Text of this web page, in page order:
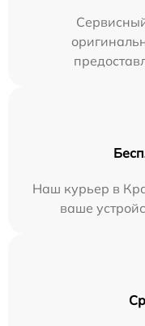
Наш курьер в
ваше